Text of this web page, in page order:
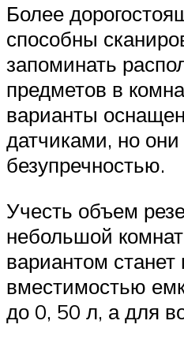
Более
способны
запоминать
предметов в
варианты
датчиками, но
безупречностью.
Учесть объем
небольшой
вариантом
вместимостью
до 0, 50 л, а для